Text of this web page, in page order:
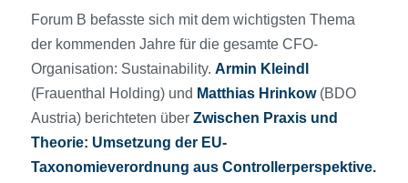
Forum B befasste sich mit dem wichtigsten Thema
der kommenden Jahre für die gesamte CFO-
Organisation: Sustainability. Armin Kleindl
(Frauenthal Holding) und Matthias Hrinkow (BDO
Austria) berichteten über Zwischen Praxis und
Theorie: Umsetzung der EU-
Taxonomieverordnung aus Controllerperspektive.